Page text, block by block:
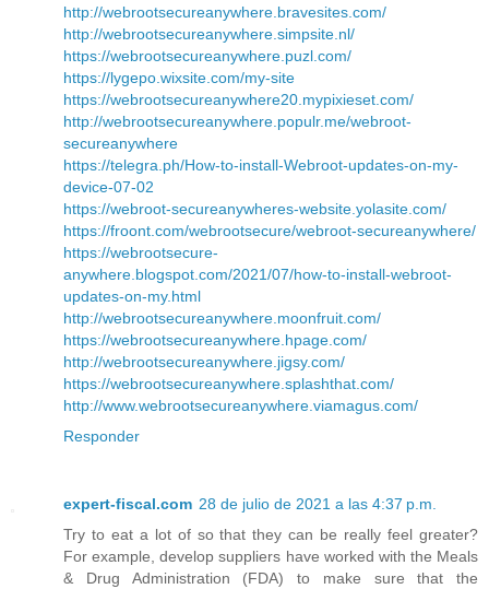
http://webrootsecureanywhere.bravesites.com/
http://webrootsecureanywhere.simpsite.nl/
https://webrootsecureanywhere.puzl.com/
https://lygepo.wixsite.com/my-site
https://webrootsecureanywhere20.mypixieset.com/
http://webrootsecureanywhere.populr.me/webroot-
secureanywhere
https://telegra.ph/How-to-install-Webroot-updates-on-my-
device-07-02
https://webroot-secureanywheres-website.yolasite.com/
https://froont.com/webrootsecure/webroot-secureanywhere/
https://webrootsecure-
anywhere.blogspot.com/2021/07/how-to-install-webroot-
updates-on-my.html
http://webrootsecureanywhere.moonfruit.com/
https://webrootsecureanywhere.hpage.com/
http://webrootsecureanywhere.jigsy.com/
https://webrootsecureanywhere.splashthat.com/
http://www.webrootsecureanywhere.viamagus.com/
Responder
expert-fiscal.com 28 de julio de 2021 a las 4:37 p.m.
Try to eat a lot of so that they can be really feel greater?
For example, develop suppliers have worked with the Meals
& Drug Administration (FDA) to make sure that the